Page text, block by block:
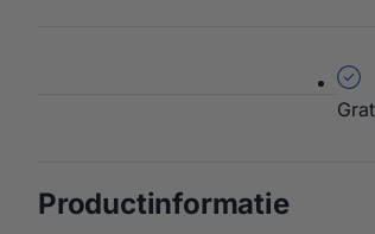
Productinformatieover